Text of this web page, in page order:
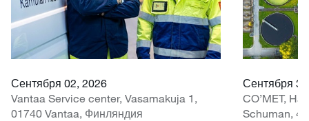
Сентября 02, 2026
Vantaa Service center, Vasamakuja 1,
01740 Vantaa, Финляндия
Сентября
CO’MET,
Schuman,